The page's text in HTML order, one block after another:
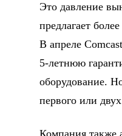
Это давление
предлагает
В апреле
5-летнюю
оборудование.
первого или
Компания также